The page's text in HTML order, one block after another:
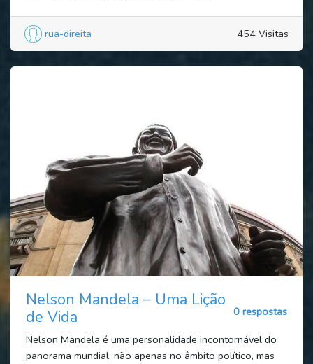
rua-direita 454 Visitas
Nelson Mandela – Uma Lição
de Vida
0 respostas
Nelson Mandela é uma personalidade incontornável do
panorama mundial, não apenas no âmbito político, mas